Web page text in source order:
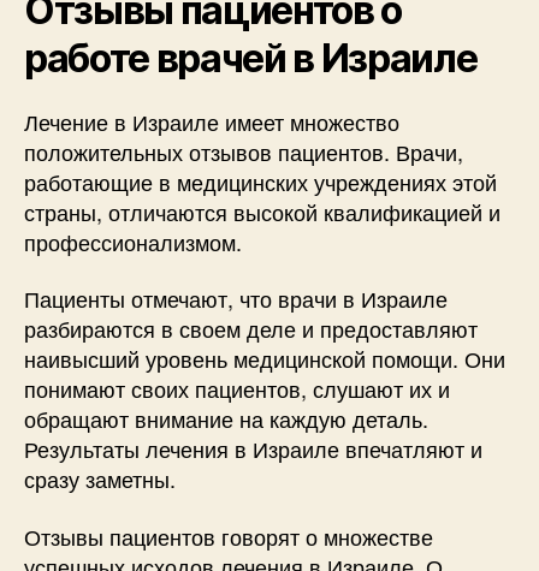
Отзывы пациентов о
работе врачей в Израиле
Лечение в Израиле имеет множество
положительных отзывов пациентов. Врачи,
работающие в медицинских учреждениях этой
страны, отличаются высокой квалификацией и
профессионализмом.
Пациенты отмечают, что врачи в Израиле
разбираются в своем деле и предоставляют
наивысший уровень медицинской помощи. Они
понимают своих пациентов, слушают их и
обращают внимание на каждую деталь.
Результаты лечения в Израиле впечатляют и
сразу заметны.
Отзывы пациентов говорят о множестве